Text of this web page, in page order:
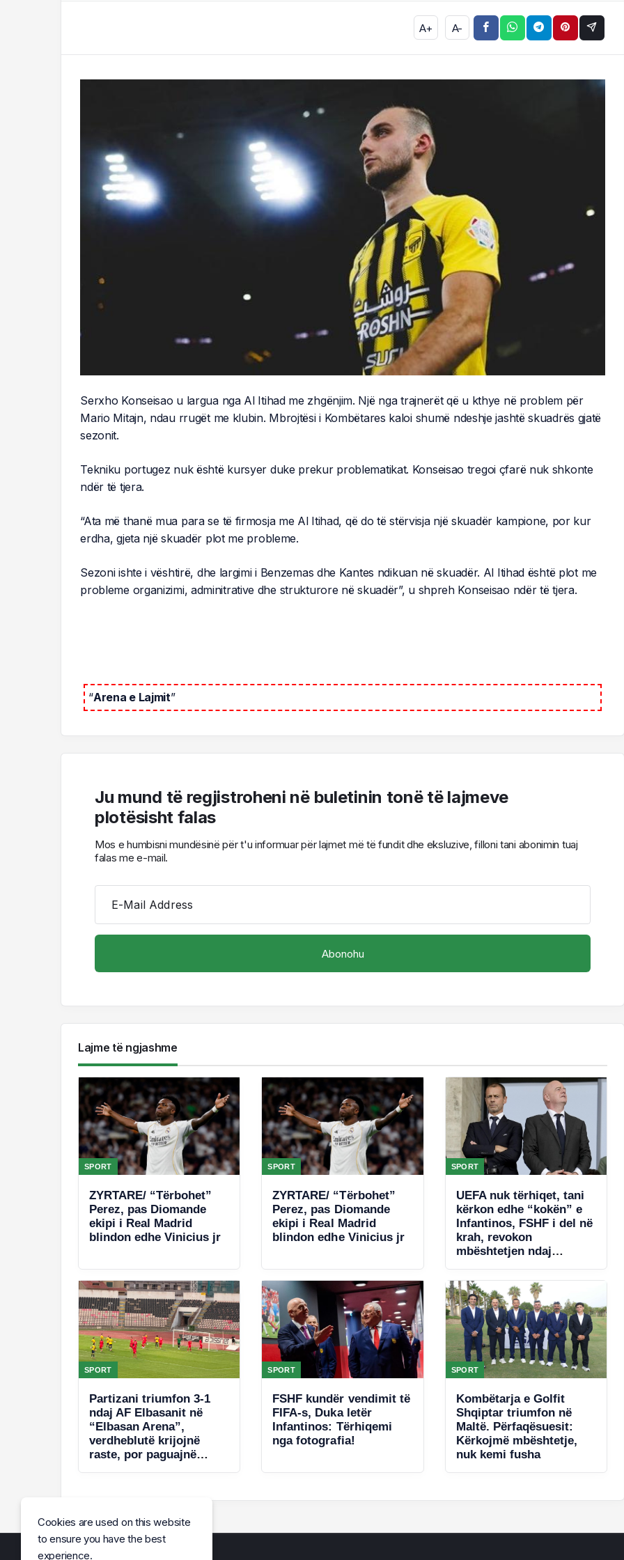
A+ A-
Serxho Konseisao u largua nga Al Itihad me zhgënjim. Një nga trajnerët që u kthye në problem për
Mario Mitajn, ndau rrugët me klubin. Mbrojtësi i Kombëtares kaloi shumë ndeshje jashtë skuadrës gjatë
sezonit.
Tekniku portugez nuk është kursyer duke prekur problematikat. Konseisao tregoi çfarë nuk shkonte
ndër të tjera.
“Ata më thanë mua para se të firmosja me Al Itihad, që do të stërvisja një skuadër kampione, por kur
erdha, gjeta një skuadër plot me probleme.
Sezoni ishte i vështirë, dhe largimi i Benzemas dhe Kantes ndikuan në skuadër. Al Itihad është plot me
probleme organizimi, adminitrative dhe strukturore në skuadër”, u shpreh Konseisao ndër të tjera.
“Arena e Lajmit”
Ju mund të regjistroheni në buletinin tonë të lajmeve
plotësisht falas
Mos e humbisni mundësinë për t'u informuar për lajmet më të fundit dhe eksluzive, filloni tani abonimin tuaj
falas me e-mail.
E-Mail Address
Lajme të ngjashme
SPORT
ZYRTARE/ “Tërbohet”
Perez, pas Diomande
ekipi i Real Madrid
blindon edhe Vinicius jr
SPORT
ZYRTARE/ “Tërbohet”
Perez, pas Diomande
ekipi i Real Madrid
blindon edhe Vinicius jr
SPORT
UEFA nuk tërhiqet, tani
kërkon edhe “kokën” e
Infantinos, FSHF i del në
krah, revokon
mbështetjen ndaj
SPORT
Partizani triumfon 3-1
ndaj AF Elbasanit në
“Elbasan Arena”,
verdheblutë krijojnë
raste, por paguajnë
SPORT
FSHF kundër vendimit të
FIFA-s, Duka letër
Infantinos: Tërhiqemi
nga fotografia!
SPORT
Kombëtarja e Golfit
Shqiptar triumfon në
Maltë. Përfaqësuesit:
Kërkojmë mbështetje,
nuk kemi fusha
Cookies are used on this website
to ensure you have the best
experience.